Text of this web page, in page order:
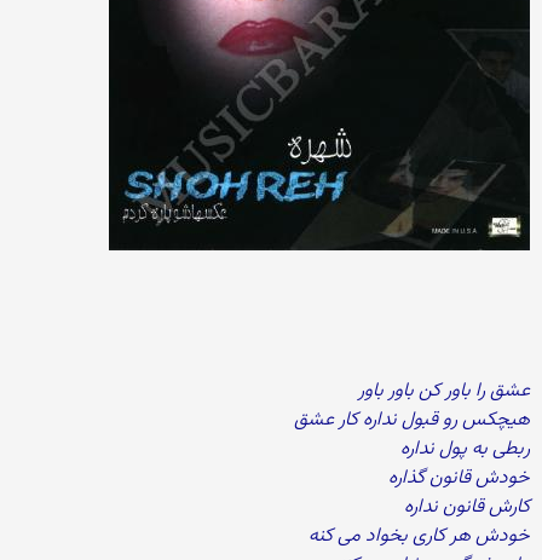
عشق را باور کن باور باور
هیچکس رو قبول نداره کار عشق
ربطی به پول نداره
خودش قانون گذاره
کارش قانون نداره
خودش هر کاری بخواد می کنه